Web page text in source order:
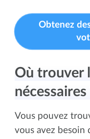
Obtenez
Où trouver
nécessaires
Vous pouvez
vous avez besoin